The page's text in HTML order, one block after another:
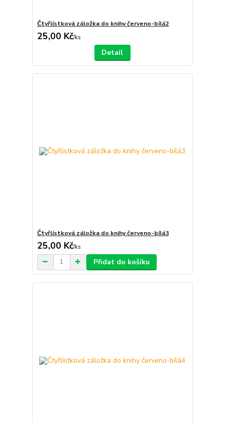
Čtyřlístková záložka do knihy červeno-bílá2
25,00 Kč/ks
Detail
Čtyřlístková záložka do knihy červeno-bílá3
25,00 Kč/ks
Přidat do košíku